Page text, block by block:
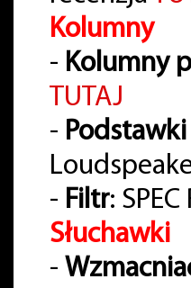
Kolumny
- Kolumny
TUTAJ
-
- Filtr:
Słuchawki
-